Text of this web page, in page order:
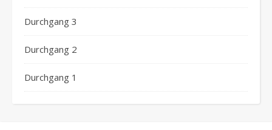
Durchgang 3
Durchgang 2
Durchgang 1